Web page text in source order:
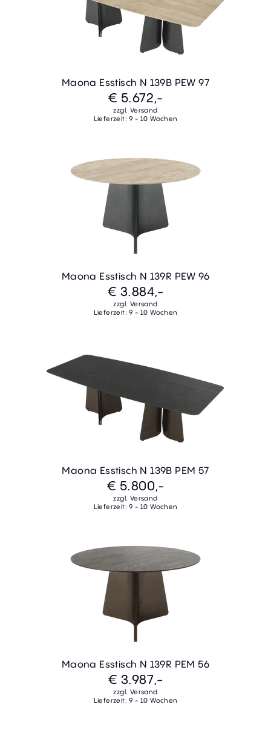
Maona Esstisch N 139B PEW 97
€ 5.672,-
zzgl. Versand
Lieferzeit: 9 - 10 Wochen
Maona Esstisch N 139R PEW 96
€ 3.884,-
zzgl. Versand
Lieferzeit: 9 - 10 Wochen
Maona Esstisch N 139B PEM 57
€ 5.800,-
zzgl. Versand
Lieferzeit: 9 - 10 Wochen
Maona Esstisch N 139R PEM 56
€ 3.987,-
zzgl. Versand
Lieferzeit: 9 - 10 Wochen